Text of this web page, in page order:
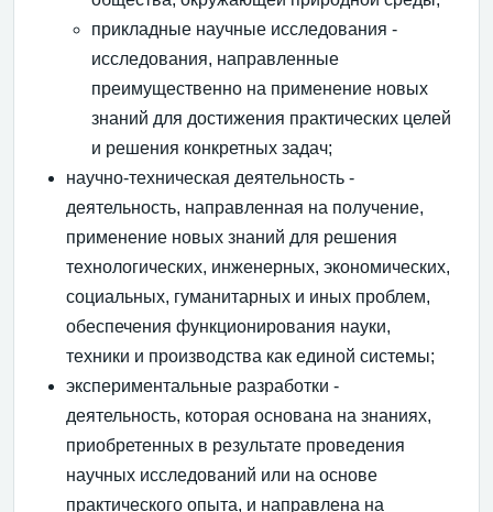
прикладные научные исследования -
исследования, направленные
преимущественно на применение новых
знаний для достижения практических целей
и решения конкретных задач;
научно-техническая деятельность -
деятельность, направленная на получение,
применение новых знаний для решения
технологических, инженерных, экономических,
социальных, гуманитарных и иных проблем,
обеспечения функционирования науки,
техники и производства как единой системы;
экспериментальные разработки -
деятельность, которая основана на знаниях,
приобретенных в результате проведения
научных исследований или на основе
практического опыта, и направлена на